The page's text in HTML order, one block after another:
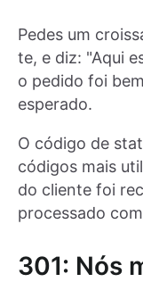
Pedes um
te, e diz: "Aqui
o pedido foi
esperado.
O código de
códigos mais
do cliente foi
processado
301: Nós